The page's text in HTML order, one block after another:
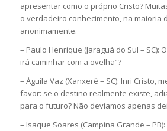
apresentar como o próprio Cristo?
o verdadeiro conhecimento, na maioria
anonimamente.
– Paulo Henrique (Jaraguá do Sul – SC):
irá caminhar com a ovelha”?
– Águila Vaz (Xanxerê – SC): Inri Cristo,
favor: se o destino realmente existe,
para o futuro? Não devíamos apenas
– Isaque Soares (Campina Grande – PB):